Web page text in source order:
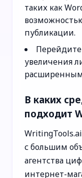
таких как
публикации.
увеличения
В каких
подходит
с большим
агентства
интернет-